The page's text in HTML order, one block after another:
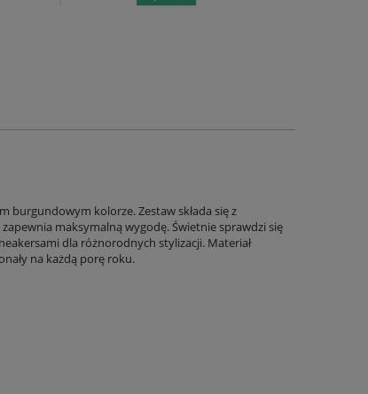
burgundowym kolorze. Zestaw składa się z
maksymalną wygodę. Świetnie sprawdzi się
dla różnorodnych stylizacji. Materiał
na każdą porę roku.